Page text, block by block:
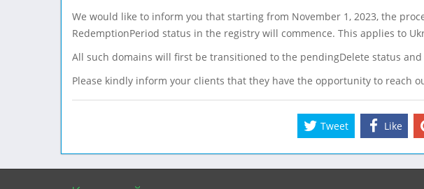
We would like to inform you that starting from November 1, 2023, the
RedemptionPeriod status in the registry will commence. This applies to
All such domains will first be transitioned to the pendingDelete status
Please kindly inform your clients that they have the opportunity to reach
Tweet Like